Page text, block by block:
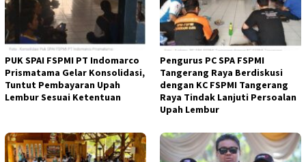
PUK SPAI FSPMI PT Indomarco
Prismatama Gelar Konsolidasi,
Tuntut Pembayaran Upah
Lembur Sesuai Ketentuan
Pengurus PC SPA FSPMI
Tangerang Raya Berdiskusi
dengan KC FSPMI Tangerang
Raya Tindak Lanjuti Persoalan
Upah Lembur